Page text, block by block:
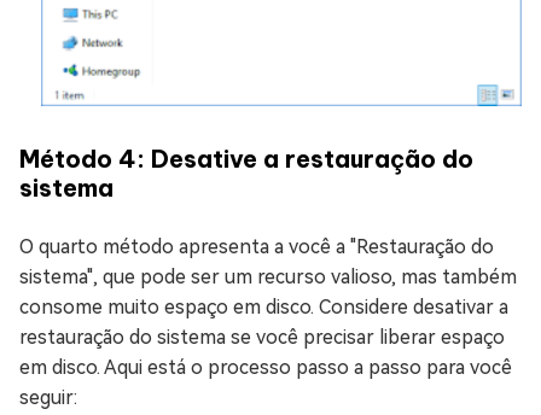
Método 4: Desative a restauração do
sistema
O quarto método apresenta a você a "Restauração do
sistema", que pode ser um recurso valioso, mas também
consome muito espaço em disco. Considere desativar a
restauração do sistema se você precisar liberar espaço
em disco. Aqui está o processo passo a passo para você
seguir: